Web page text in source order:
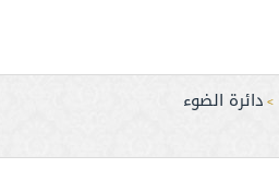
> دائرة الضوء